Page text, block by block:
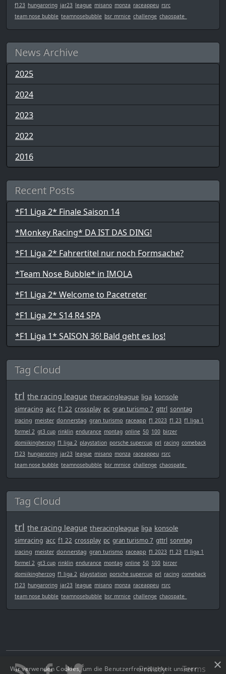
f123 hungaroring jar23 league misano monza raceappeu rsrc
team nose bubble teamnosebubble bsr_mrnice challenge chaospate_
News Archive
2025
2024
2023
2022
2016
Recent Posts
*F1 Liga 2* Finale Saison 14
*Monkey Racing* DA IST DAS DING!
*F1 Liga 2* Fahrertitel nur noch Formsache?
*Team Nose Bubble* in IMOLA
*F1 Liga 2* Welcome to Pacetreter
*F1 Liga 2* S14 R4 SPA
*F1 Liga 1* SAISON 36! Bald geht es los!
Tag Cloud
trl the racing league theracingleague liga konsole
simracing acc f1 22 crossplay pc gran turismo 7 gttrl sonntag
iracing meister donnerstag gran turismo raceapp f1 2023 f1 23 f1 liga 1
formel 2 gt3 cup rinklin endurance montag online 50 100 birzer
domiikingherzog f1 liga 2 playstation porsche supercup prl racing comeback
f123 hungaroring jar23 league misano monza raceappeu rsrc
team nose bubble teamnosebubble bsr_mrnice challenge chaospate_
Tag Cloud
trl the racing league theracingleague liga konsole
simracing acc f1 22 crossplay pc gran turismo 7 gttrl sonntag
iracing meister donnerstag gran turismo raceapp f1 2023 f1 23 f1 liga 1
formel 2 gt3 cup rinklin endurance montag online 50 100 birzer
domiikingherzog f1 liga 2 playstation porsche supercup prl racing comeback
f123 hungaroring jar23 league misano monza raceappeu rsrc
team nose bubble teamnosebubble bsr_mrnice challenge chaospate_
Privacy Terms ×
Wir verwenden Cookies, um die Benutzerfreundlichkeit unserer